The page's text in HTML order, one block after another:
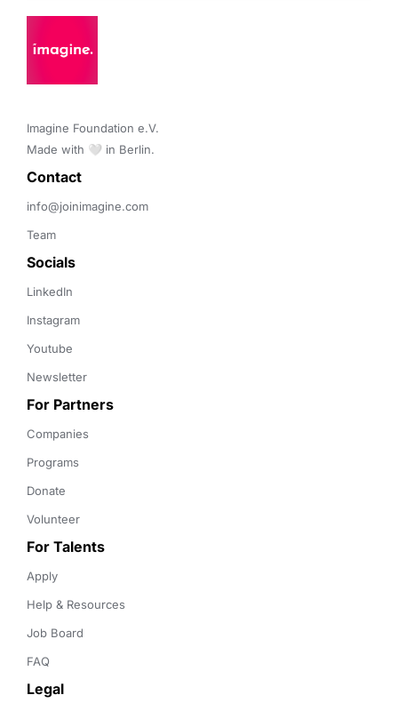
Imagine Foundation e.V.
Made with 🤍 in Berlin.
Contact
info@joinimagine.com
Team
Socials
LinkedIn
Instagram
Youtube
Newsletter
For Partners
Companies
Programs
Donate
Volunteer
For Talents
Apply
Help & Resources
Job Board
FAQ
Legal